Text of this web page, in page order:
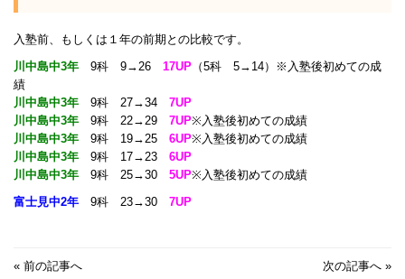
入塾前、もしくは１年の前期との比較です。
川中島中3年 9科 9→26 17UP （5科 5→14）
※入塾後初めての成
績
川中島中3年
9科 27→34 7UP
川中島中3年
9科 22→29 7UP※入塾後初めての成績
川中島中3年
9科 19→25 6UP※入塾後初めての成績
川中島中3年
9科 17→23 6UP
川中島中3年
9科 25→30 5UP※入塾後初めての成績
富士見中2年 9科 23→30 7UP
« 前の記事へ 次の記事へ »